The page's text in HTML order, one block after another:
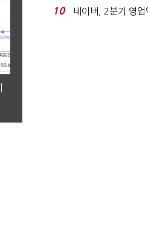
6.3% 인상·격려...
10
네이버, 2분기 영